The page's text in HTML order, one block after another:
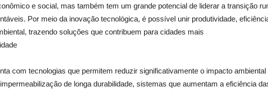
e social, mas também tem um grande potencial de liderar a transição
Por meio da inovação tecnológica, é possível unir produtividade,
trazendo soluções que contribuem para cidades mais
com tecnologias que permitem reduzir significativamente o impacto ambiental
de longa durabilidade, sistemas que aumentam a eficiência